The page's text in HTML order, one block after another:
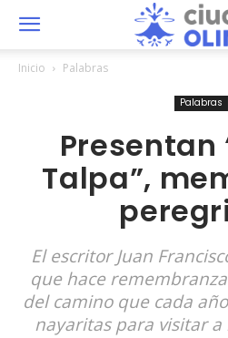
Inicio Palabras
Palabras
Presentan
Talpa”,
El escritor Juan
que hace
del camino que cada
nayaritas para visitar a